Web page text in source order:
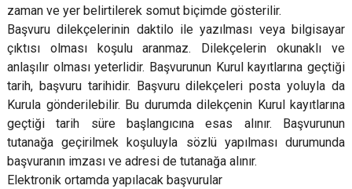
zaman ve yer belirtilerek somut biçimde gösterilir.
Başvuru dilekçelerinin daktilo ile yazılması veya bilgisayar
çıktısı olması koşulu aranmaz. Dilekçelerin okunaklı ve
anlaşılır olması yeterlidir. Başvurunun Kurul kayıtlarına geçtiği
tarih, başvuru tarihidir. Başvuru dilekçeleri posta yoluyla da
Kurula gönderilebilir. Bu durumda dilekçenin Kurul kayıtlarına
geçtiği tarih süre başlangıcına esas alınır. Başvurunun
tutanağa geçirilmek koşuluyla sözlü yapılması durumunda
başvuranın imzası ve adresi de tutanağa alınır.
Elektronik ortamda yapılacak başvurular